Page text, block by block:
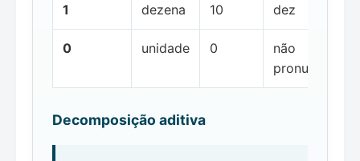
1 dezena 10 dez
0 unidade 0
não
pronunciada
Decomposição aditiva